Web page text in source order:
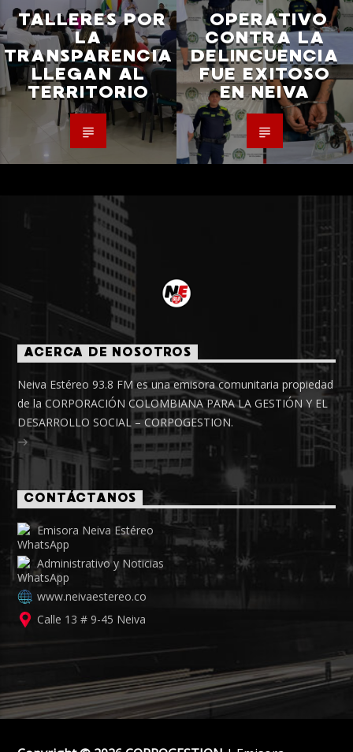
TALLERES POR
LA
TRANSPARENCIA
LLEGAN AL
TERRITORIO
OPERATIVO
CONTRA LA
DELINCUENCIA
FUE EXITOSO
EN NEIVA
ACERCA DE NOSOTROS
Neiva Estéreo 93.8 FM es una emisora comunitaria propiedad
de la CORPORACIÓN COLOMBIANA PARA LA GESTIÓN Y EL
DESARROLLO SOCIAL – CORPOGESTION.
CONTÁCTANOS
Emisora Neiva Estéreo
Administrativo y Noticias
www.neivaestereo.co
Calle 13 # 9-45 Neiva